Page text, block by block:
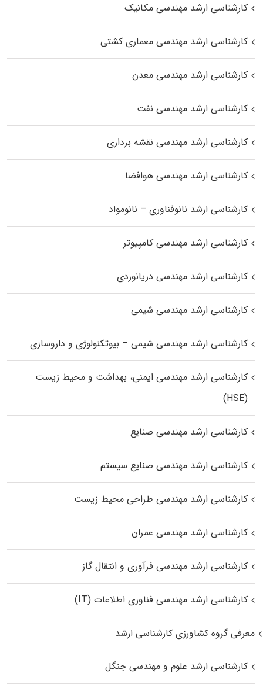
کارشناسی ارشد مهندسی مکانیک
کارشناسی ارشد مهندسی معماری کشتی
کارشناسی ارشد مهندسی معدن
کارشناسی ارشد مهندسی نفت
کارشناسی ارشد مهندسی نقشه برداری
کارشناسی ارشد مهندسی هوافضا
کارشناسی ارشد نانوفناوری – نانومواد
کارشناسی ارشد مهندسی کامپیوتر
کارشناسی ارشد مهندسی دریانوردی
کارشناسی ارشد مهندسی شیمی
کارشناسی ارشد مهندسی شیمی – بیوتکنولوژی و داروسازی
کارشناسی ارشد مهندسی ایمنی، بهداشت و محیط زیست
(HSE)
کارشناسی ارشد مهندسی صنایع
کارشناسی ارشد مهندسی صنایع سیستم
کارشناسی ارشد مهندسی طراحی محیط زیست
کارشناسی ارشد مهندسی عمران
کارشناسی ارشد مهندسی فرآوری و انتقال گاز
کارشناسی ارشد مهندسی فناوری اطلاعات (IT)
معرفی گروه کشاورزی کارشناسی ارشد
کارشناسی ارشد علوم و مهندسی جنگل